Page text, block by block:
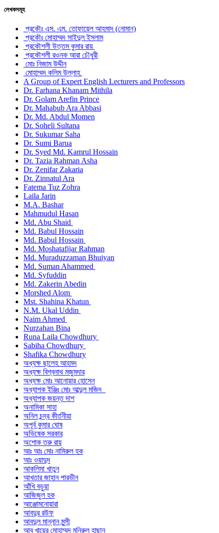
লেখকসমূহ
প্রকৌঃ এস. এম. তোফায়েল আহমাদ (নোমান)
প্রকৌঃ মোহাম্মদ সাইদুল ইসলাম
প্রকৌশলী উত্তম কুমার রায়
প্রকৌশলী রওনক আরা চৌধুরী
মোঃ নিজাম উদ্দীন
মোহাম্মদ কলিম উল্লাহ
A Group of Expert English Lecturers and Professors
Dr. Farhana Khanam Mithila
Dr. Golam Arefin Prince
Dr. Mahabub Ara Abbasi
Dr. Md. Abdul Momen
Dr. Soheli Sultana
Dr. Sukumar Saha
Dr. Sumi Barua
Dr. Syed Md. Kamrul Hossain
Dr. Tazia Rahman Asha
Dr. Zenifar Zakaria
Dr. Zinnatul Ara
Fatema Tuz Zohra
Laila Jarin
M.A. Bashar
Mahmudul Hasan
Md. Abu Shaid
Md. Babul Hossain
Md. Babul Hossain
Md. Moshatafijar Rahman
Md. Muraduzzaman Bhuiyan
Md. Suman Ahammed
Md. Syfuddin
Md. Zakerin Abedin
Morshed Alom
Mst. Shahina Khatun
N.M. Ukal Uddin
Naim Ahmed
Nurzahan Bina
Runa Laila Chowdhury
Sabiha Chowdhury
Shafika Chowdhury
অধ্যক্ষ ছালেহ আহমদ
অধ্যক্ষ বিশ্বনাথ মজুমদার
অধ্যক্ষ মোঃ আনোয়ার হোসেন
অধ্যাপক ইঞ্জিঃ মোঃ আব্দুল মজিদ
অধ্যাপক জয়ন্ত দাশ
অনামিকা সাহা
অনিল চন্দ্র কীর্তনীয়া
অপূর্ব কুমার ঘোষ
অভিষেক সরকার
অশোক তরু রায়
আঃ আঃ মোঃ নামিরুল হক
আঃ ওয়াদুদ
আকলিমা খাতুন
আখতার জাহান পারভীন
আঁখি বড়ুয়া
আজিজুল হক
আঞ্জোমনোয়ারা
আবদুর রউফ
আবদুল মান্নান মুন্সী
আবু খায়ের মোহাম্মদ মনিরুল হাছান